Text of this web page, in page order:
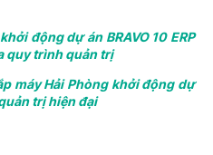
động dự án BRAVO 10 ERP
quy trình quản trị
máy Hải Phòng khởi động dự
trị hiện đại